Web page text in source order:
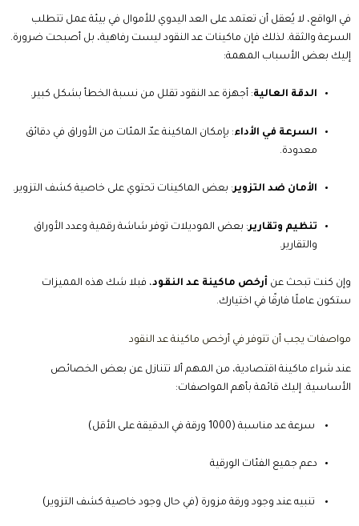
في الواقع، لا يُعقل أن تعتمد على العد اليدوي للأموال في بيئة عمل تتطلب
السرعة والثقة. لذلك فإن ماكينات عد النقود ليست رفاهية، بل أصبحت ضرورة.
إليك بعض الأسباب المهمة:
الدقة العالية: أجهزة عد النقود تقلل من نسبة الخطأ بشكل كبير.
السرعة في الأداء: بإمكان الماكينة عدّ المئات من الأوراق في دقائق
معدودة.
الأمان ضد التزوير: بعض الماكينات تحتوي على خاصية كشف التزوير.
تنظيم وتقارير: بعض الموديلات توفر شاشة رقمية وعدد الأوراق
والتقارير.
وإن كنت تبحث عن أرخص ماكينة عد النقود، فبلا شك هذه المميزات
ستكون عاملًا فارقًا في اختيارك.
مواصفات يجب أن تتوفر في أرخص ماكينة عد النقود
عند شراء ماكينة اقتصادية، من المهم ألا تتنازل عن بعض الخصائص
الأساسية. إليك قائمة بأهم المواصفات:
سرعة عد مناسبة (1000 ورقة في الدقيقة على الأقل)
دعم جميع الفئات الورقية
تنبيه عند وجود ورقة مزورة (في حال وجود خاصية كشف التزوير)